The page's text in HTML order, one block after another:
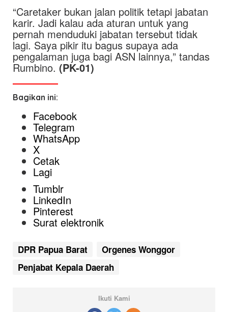
“Caretaker bukan jalan politik tetapi jabatan
karir. Jadi kalau ada aturan untuk yang
pernah menduduki jabatan tersebut tidak
lagi. Saya pikir itu bagus supaya ada
pengalaman juga bagi ASN lainnya,” tandas
Rumbino. (PK-01)
Bagikan ini:
Facebook
Telegram
WhatsApp
X
Cetak
Lagi
Tumblr
LinkedIn
Pinterest
Surat elektronik
DPR Papua Barat
Orgenes Wonggor
Penjabat Kepala Daerah
Ikuti Kami